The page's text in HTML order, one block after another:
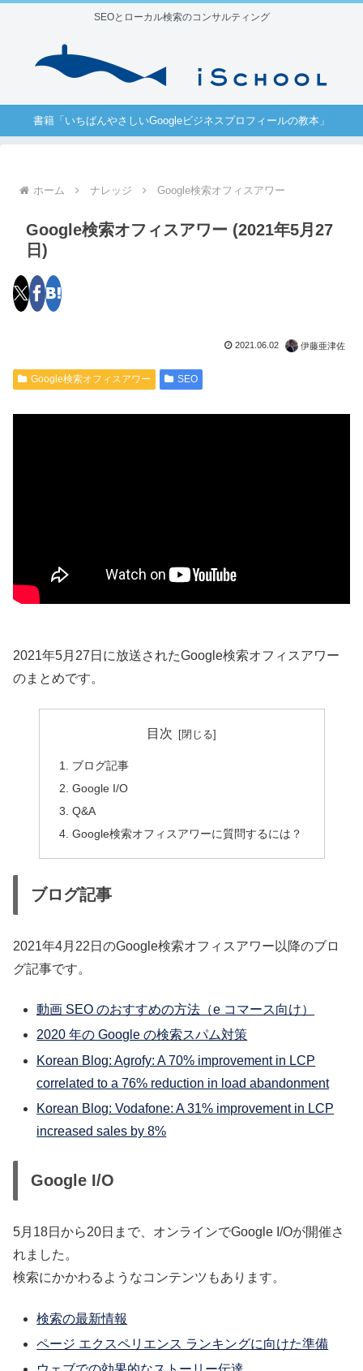
SEOとローカル検索のコンサルティング
書籍「いちばんやさしいGoogleビジネスプロフィールの教本」
ホーム ナレッジ Google検索オフィスアワー
Google検索オフィスアワー (2021年5月27
日)
2021.06.02 伊藤亜津佐
Google検索オフィスアワー SEO
2021年5月27日に放送されたGoogle検索オフィスアワー
のまとめです。
目次
ブログ記事
Google I/O
Q&A
Google検索オフィスアワーに質問するには？
ブログ記事
2021年4月22日のGoogle検索オフィスアワー以降のブロ
グ記事です。
動画 SEO のおすすめの方法（e コマース向け）
2020 年の Google の検索スパム対策
Korean Blog: Agrofy: A 70% improvement in LCP
correlated to a 76% reduction in load abandonment
Korean Blog: Vodafone: A 31% improvement in LCP
increased sales by 8%
Google I/O
5月18日から20日まで、オンラインでGoogle I/Oが開催さ
れました。
検索にかかわるようなコンテンツもあります。
検索の最新情報
ページ エクスペリエンス ランキングに向けた準備